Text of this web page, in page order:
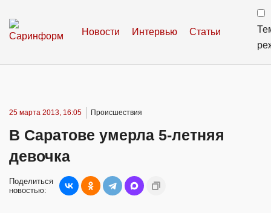
Новости Интервью Статьи
25 марта 2013, 16:05 Происшествия
В Саратове умерла 5-летняя
девочка
Поделиться
новостью: